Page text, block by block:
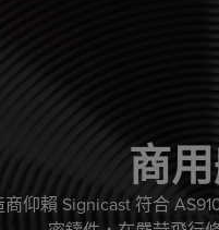
商
仰賴 Signicast 符合